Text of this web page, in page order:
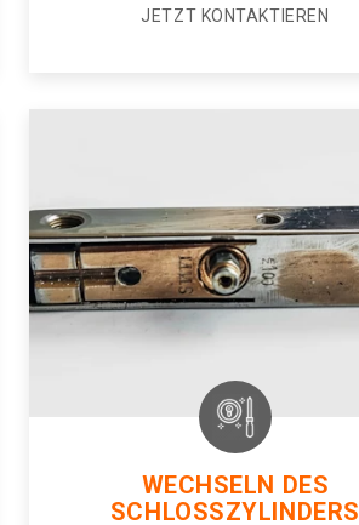
JETZT KONTAKTIEREN
WECHSELN DES
SCHLOSSZYLINDERS